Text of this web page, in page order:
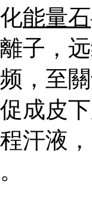
能量石
子，
，至
成皮
汗液